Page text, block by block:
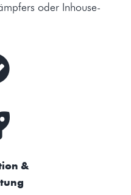
oder Inhouse-
&